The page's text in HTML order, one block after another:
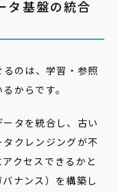
タ基盤の統合
のは、学習・参照
からです。
タを統合し、古い
クレンジングが不
クセスできるかと
ナンス）を構築し